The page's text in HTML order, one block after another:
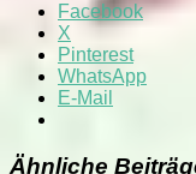
Facebook
X
Pinterest
WhatsApp
E-Mail
Ähnliche